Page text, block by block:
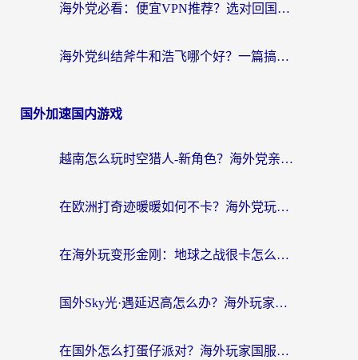
海外党必看：便宜VPN推荐？选对回国加速器才能无缝刷国内剧玩国服
海外党纠结斧牛和浩飞哪个好？一篇搞定回国加速器选择+无缝访问国内资源指南
国外加速国内游戏
越南怎么玩时空猎人-新角色？海外党亲测有效的国服游戏加速指南
在欧洲打奇迹暖暖如何不卡？海外党玩国服游戏的终极加速攻略
在海外玩变形金刚：地球之战很卡怎么办？老玩家亲测的加速器指南，解决卡顿烦恼
国外Sky光·遇延迟高怎么办？海外玩家国服游戏加速终极指南（附实测技巧）
在国外怎么打蛋仔派对？海外玩家国服游戏加速避坑指南（附实测推荐）